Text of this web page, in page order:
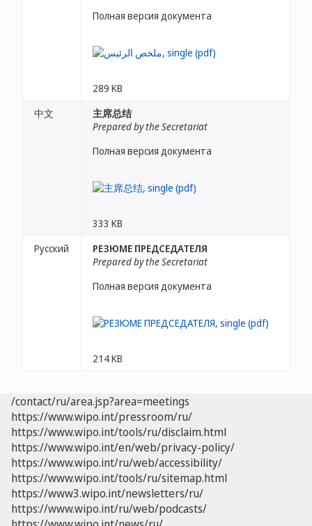
Полная версия документа
289 KB
中文
主席总结
Prepared by the Secretariat
Полная версия документа
333 KB
Русский
РЕЗЮМЕ ПРЕДСЕДАТЕЛЯ
Prepared by the Secretariat
Полная версия документа
214 KB
/contact/ru/area.jsp?area=meetings
https://www.wipo.int/pressroom/ru/
https://www.wipo.int/tools/ru/disclaim.html
https://www.wipo.int/en/web/privacy-policy/
https://www.wipo.int/ru/web/accessibility/
https://www.wipo.int/tools/ru/sitemap.html
https://www3.wipo.int/newsletters/ru/
https://www.wipo.int/ru/web/podcasts/